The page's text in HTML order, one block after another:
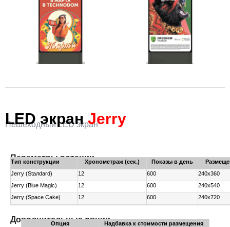
LED экран Jerry
Пешеходный LED экран
Параметры ротации
Тип конструкции Хронометраж (сек.) Показы в день
Jerry (Staлdard)
12 600
240x360
Jerry (Blue Magic)
12 600
240x540
Jerry (Space Cake)
12 600 240x720
Дополнительные опции
Опция
Надбавка к стоимости размещения